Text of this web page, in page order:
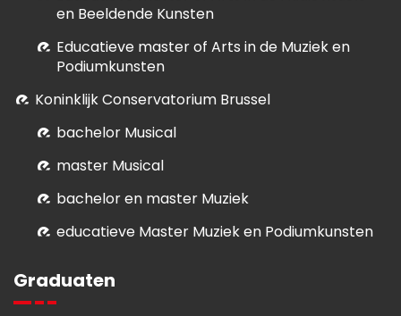
en Beeldende Kunsten
Educatieve master of Arts in de Muziek en
Podiumkunsten
Koninklijk Conservatorium Brussel
bachelor Musical
master Musical
bachelor en master Muziek
educatieve Master Muziek en Podiumkunsten
Graduaten